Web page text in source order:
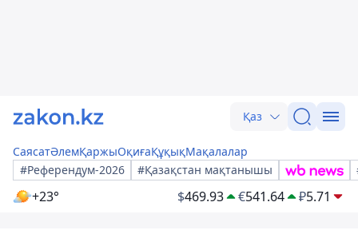
Қаз
СаясатӘлемҚаржыОқиғаҚұқықМақалалар
#Референдум-2026
#Қазақстан мақтанышы
+23° $469.93 €541.64 ₽5.71